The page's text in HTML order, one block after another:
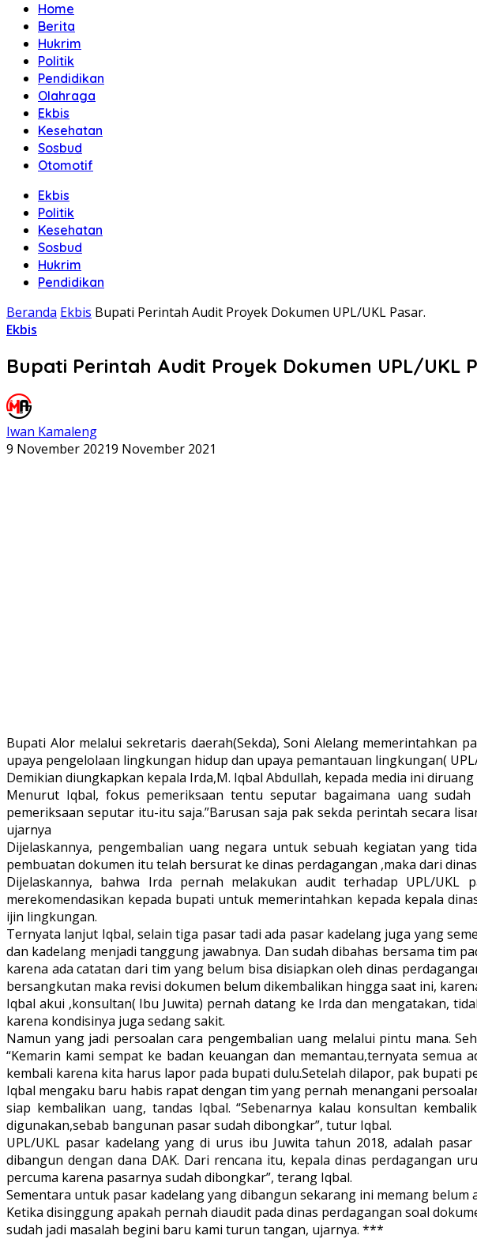
Home
Berita
Hukrim
Politik
Pendidikan
Olahraga
Ekbis
Kesehatan
Sosbud
Otomotif
Ekbis
Politik
Kesehatan
Sosbud
Hukrim
Pendidikan
Beranda Ekbis Bupati Perintah Audit Proyek Dokumen UPL/UKL Pasar.
Ekbis
Bupati Perintah Audit Proyek Dokumen UPL/UKL
Iwan Kamaleng
9 November 20219 November 2021
Bupati Alor melalui sekretaris daerah(Sekda), Soni Alelang
upaya pengelolaan lingkungan hidup dan upaya pemantauan lingkungan(
Demikian diungkapkan kepala Irda,M. Iqbal Abdullah, kepada media ini
Menurut Iqbal, fokus pemeriksaan tentu seputar bagaimana uang
pemeriksaan seputar itu-itu saja.”Barusan saja pak sekda perintah secara
ujarnya
Dijelaskannya, pengembalian uang negara untuk sebuah kegiatan yang
pembuatan dokumen itu telah bersurat ke dinas perdagangan ,maka dari
Dijelaskannya, bahwa Irda pernah melakukan audit terhadap UPL/
merekomendasikan kepada bupati untuk memerintahkan kepada kepala
ijin lingkungan.
Ternyata lanjut Iqbal, selain tiga pasar tadi ada pasar kadelang juga yang
dan kadelang menjadi tanggung jawabnya. Dan sudah dibahas bersama tim
karena ada catatan dari tim yang belum bisa disiapkan oleh dinas
bersangkutan maka revisi dokumen belum dikembalikan hingga saat ini,
Iqbal akui ,konsultan( Ibu Juwita) pernah datang ke Irda dan mengatakan,
karena kondisinya juga sedang sakit.
Namun yang jadi persoalan cara pengembalian uang melalui pintu mana.
“Kemarin kami sempat ke badan keuangan dan memantau,ternyata
kembali karena kita harus lapor pada bupati dulu.Setelah dilapor, pak bupati
Iqbal mengaku baru habis rapat dengan tim yang pernah menangani
siap kembalikan uang, tandas Iqbal. “Sebenarnya kalau konsultan
digunakan,sebab bangunan pasar sudah dibongkar”, tutur Iqbal.
UPL/UKL pasar kadelang yang di urus ibu Juwita tahun 2018, adalah
dibangun dengan dana DAK. Dari rencana itu, kepala dinas perdagangan
percuma karena pasarnya sudah dibongkar”, terang Iqbal.
Sementara untuk pasar kadelang yang dibangun sekarang ini memang
Ketika disinggung apakah pernah diaudit pada dinas perdagangan soal
sudah jadi masalah begini baru kami turun tangan, ujarnya. ***